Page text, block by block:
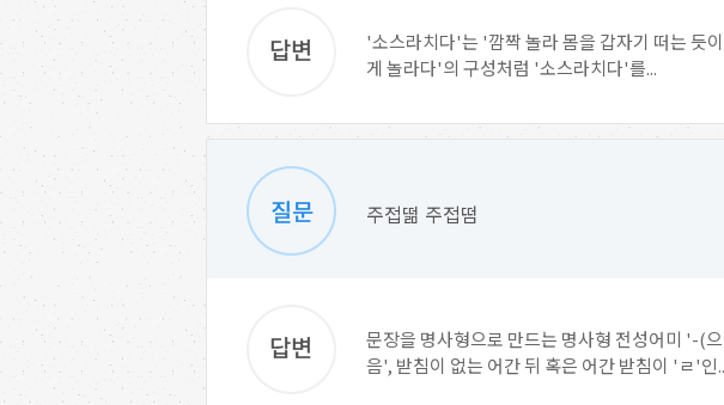
'소스라치다'는 '깜짝 놀라 몸을 갑자기 떠는 듯
게 놀라다'의 구성처럼 '소스라치다'를...
주접떪 주접떰
문장을 명사형으로 만드는 명사형 전성어미 '-(
음', 받침이 없는 어간 뒤 혹은 어간 받침이 'ㄹ'인